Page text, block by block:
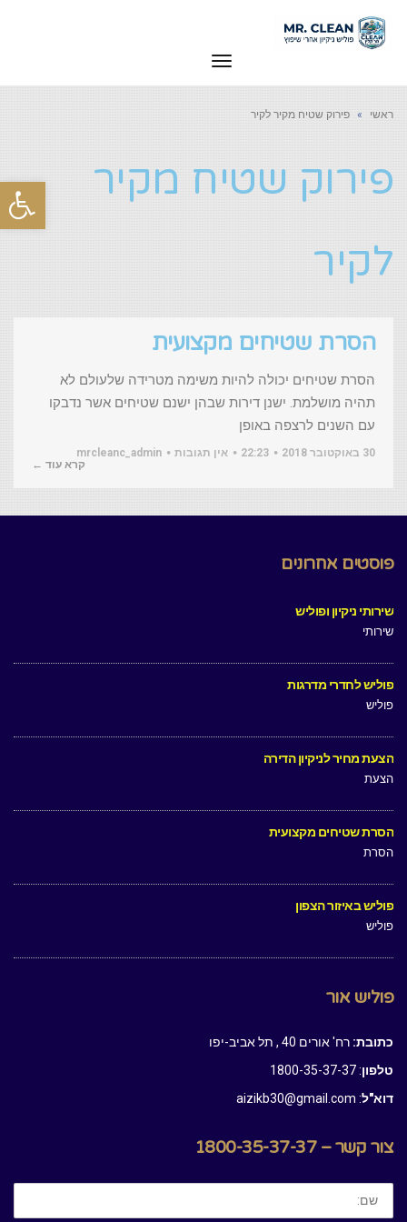
תפריט
ראשי » פירוק שטיח מקיר לקיר
פירוק שטיח מקיר
לקיר
הסרת שטיחים מקצועית
הסרת שטיחים יכולה להיות משימה מטרידה שלעולם לא
תהיה מושלמת. ישנן דירות שבהן ישנם שטיחים אשר נדבקו
עם השנים לרצפה באופן
30 באוקטובר 2018 22:23 אין תגובות
mrcleanc_admin
קרא עוד ←
פוסטים אחרונים
שירותי ניקיון ופוליש
שירותי
פוליש לחדרי מדרגות
פוליש
הצעת מחיר לניקיון הדירה
הצעת
הסרת שטיחים מקצועית
הסרת
פוליש באיזור הצפון
פוליש
פוליש אור
כתובת: רח' אורים 40 , תל אביב-יפו
טלפון: 1800-35-37-37
דוא"ל: aizikb30@gmail.com
צור קשר – 1800-35-37-37
שם: